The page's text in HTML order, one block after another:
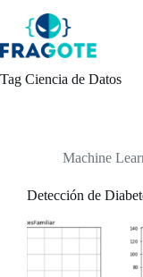
content
Tag Ciencia de Datos
Machine
Detección de